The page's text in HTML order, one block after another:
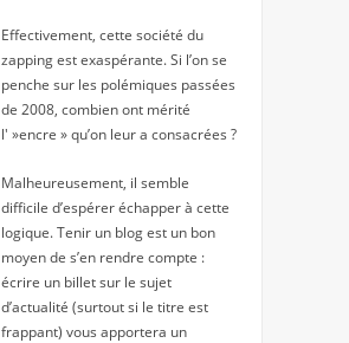
Effectivement, cette société du
zapping est exaspérante. Si l’on se
penche sur les polémiques passées
de 2008, combien ont mérité
l' »encre » qu’on leur a consacrées ?
Malheureusement, il semble
difficile d’espérer échapper à cette
logique. Tenir un blog est un bon
moyen de s’en rendre compte :
écrire un billet sur le sujet
d’actualité (surtout si le titre est
frappant) vous apportera un